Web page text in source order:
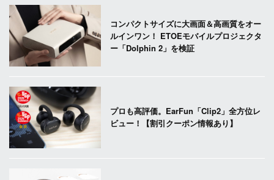
コンパクトサイズに大画面＆高画質をオー
ルインワン！ ETOEモバイルプロジェクタ
ー「Dolphin 2」を検証
プロも高評価。EarFun「Clip2」全方位レ
ビュー！【割引クーポン情報あり】